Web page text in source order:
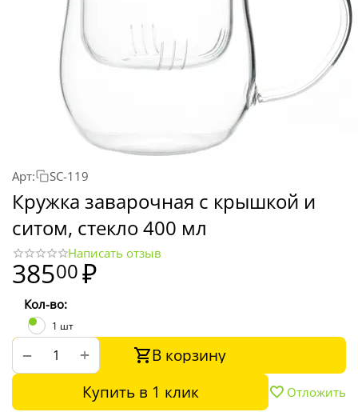
Арт: SC-119
Кружка заварочная с крышкой и
ситом, стекло 400 мл
Написать отзыв
38500₽
Кол-во:
1 шт
+
−
В корзину
Купить в 1 клик
Отложить